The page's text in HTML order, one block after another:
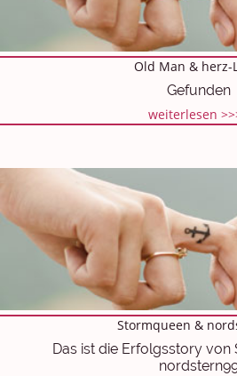
Old Man & herz-
Gefunden
weiterlesen
Stormqueen &
Das ist die Erfolgsstory